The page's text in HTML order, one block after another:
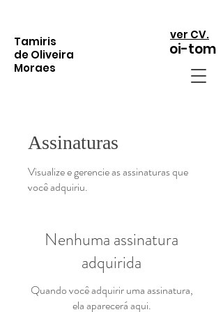
oi-tom
Tamiris
de Oliveira
Moraes
ver CV.
Assinaturas
Visualize e gerencie as assinaturas que
você adquiriu.
Nenhuma assinatura
adquirida
Quando você adquirir uma assinatura,
ela aparecerá aqui.